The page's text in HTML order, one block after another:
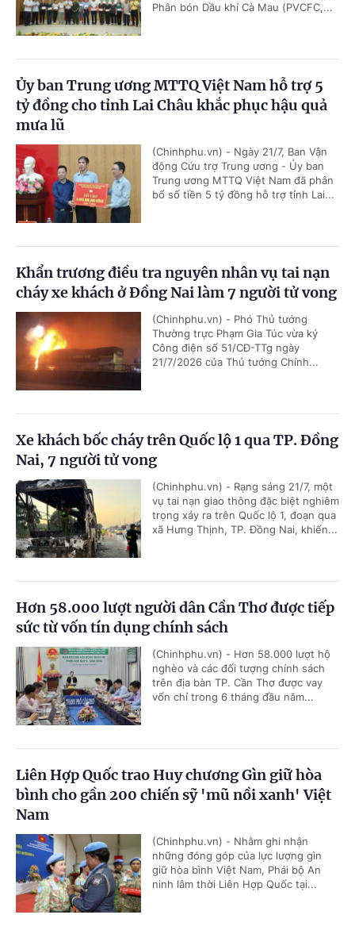
Phân bón Dầu khí Cà Mau (PVCFC,...
Ủy ban Trung ương MTTQ Việt Nam hỗ trợ 5
tỷ đồng cho tỉnh Lai Châu khắc phục hậu quả
mưa lũ
(Chinhphu.vn) - Ngày 21/7, Ban Vận
động Cứu trợ Trung ương - Ủy ban
Trung ương MTTQ Việt Nam đã phân
bổ số tiền 5 tỷ đồng hỗ trợ tỉnh Lai...
Khẩn trương điều tra nguyên nhân vụ tai nạn
cháy xe khách ở Đồng Nai làm 7 người tử vong
(Chinhphu.vn) - Phó Thủ tướng
Thường trực Phạm Gia Túc vừa ký
Công điện số 51/CĐ-TTg ngày
21/7/2026 của Thủ tướng Chính...
Xe khách bốc cháy trên Quốc lộ 1 qua TP. Đồng
Nai, 7 người tử vong
(Chinhphu.vn) - Rạng sáng 21/7, một
vụ tai nạn giao thông đặc biệt nghiêm
trọng xảy ra trên Quốc lộ 1, đoạn qua
xã Hưng Thịnh, TP. Đồng Nai, khiến...
Hơn 58.000 lượt người dân Cần Thơ được tiếp
sức từ vốn tín dụng chính sách
(Chinhphu.vn) - Hơn 58.000 lượt hộ
nghèo và các đối tượng chính sách
trên địa bàn TP. Cần Thơ được vay
vốn chỉ trong 6 tháng đầu năm...
Liên Hợp Quốc trao Huy chương Gìn giữ hòa
bình cho gần 200 chiến sỹ 'mũ nồi xanh' Việt
Nam
(Chinhphu.vn) - Nhằm ghi nhận
những đóng góp của lực lượng gìn
giữ hòa bình Việt Nam, Phái bộ An
ninh lâm thời Liên Hợp Quốc tại...